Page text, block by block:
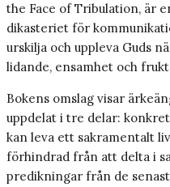
the Face of Tribulation, är
dikasteriet för
urskilja och uppleva Guds
lidande, ensamhet och
Bokens omslag visar
uppdelat i tre delar:
kan leva ett sakramentalt
förhindrad från att delta i
predikningar från de